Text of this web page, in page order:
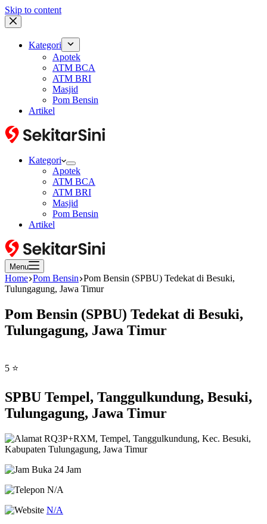
Skip to content
Kategori
Apotek
ATM BCA
ATM BRI
Masjid
Pom Bensin
Artikel
Kategori
Apotek
ATM BCA
ATM BRI
Masjid
Pom Bensin
Artikel
Menu
Home Pom Bensin Pom Bensin (SPBU) Tedekat di Besuki,
Tulungagung, Jawa Timur
Pom Bensin (SPBU) Tedekat di Besuki,
Tulungagung, Jawa Timur
5 ⭐
SPBU Tempel, Tanggulkundung, Besuki,
Tulungagung, Jawa Timur
RQ3P+RXM, Tempel, Tanggulkundung, Kec. Besuki,
Kabupaten Tulungagung, Jawa Timur
Buka 24 Jam
N/A
N/A